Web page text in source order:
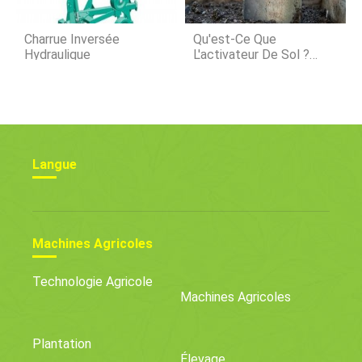
Charrue Inversée
Hydraulique
Qu'est-Ce Que
L'activateur De Sol ?
Langue
Machines Agricoles
Technologie Agricole
Machines Agricoles
Plantation